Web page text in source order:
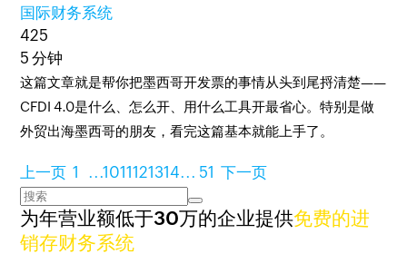
国际财务系统
425
5 分钟
这篇文章就是帮你把墨西哥开发票的事情从头到尾捋清楚——
CFDI 4.0是什么、怎么开、用什么工具开最省心。特别是做
外贸出海墨西哥的朋友，看完这篇基本就能上手了。
上一页1 ...1011121314... 51 下一页
为年营业额低于30万的企业提供免费的进
销存财务系统